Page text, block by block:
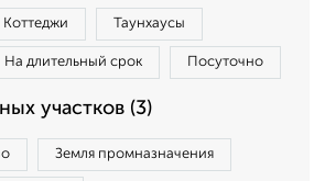
Коттеджи Таунхаусы
На длительный срок Посуточно
участков (3)
Земля промназначения